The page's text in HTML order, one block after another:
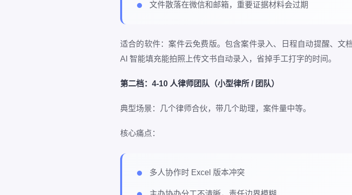
文件散落在微信和邮箱，重要证据材料会过期
适合的软件：案件云免费版。包含案件录入、日程自动提醒、文
AI 智能填充能拍照上传文书自动录入，省掉手工打字的时间。
第二档：4-10 人律师团队（小型律所 / 团队）
典型场景：几个律师合伙，带几个助理，案件量中等。
核心痛点：
多人协作时 Excel 版本冲突